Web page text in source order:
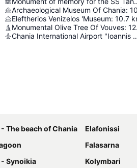
Archaeological Museum Of Chania:
Eleftherios Venizelos 'Museum: 10.7
Monumental Olive Tree Of Vouves:
Chania International
The beach of Chania Elafonissi
Falasarna
- Synoikia Kolymbari